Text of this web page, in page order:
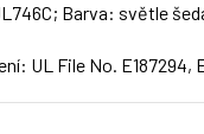
Barva: světle
UL File No. E187294,